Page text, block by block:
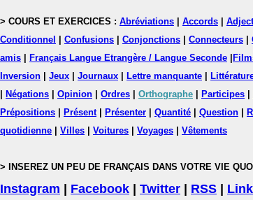
> COURS ET EXERCICES : Abréviations Accords
Conditionnel
Confusions Conjonctions Connecteurs
amis
Français Langue Etrangère / Langue Seconde
Inversion
Jeux Journaux Lettre manquante
Négations Opinion Ordres Orthographe Participes
Prépositions
Présent| Présenter Quantité Question
quotidienne
Villes Voitures Voyages Vêtements
> INSEREZ UN PEU DE FRANÇAIS DANS VOTRE VIE
Instagram Facebook Twitter RSS